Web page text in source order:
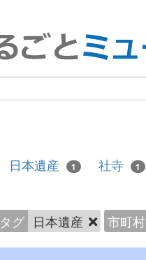
日本遺産 1 社寺 1
タグ 日本遺産 市町村